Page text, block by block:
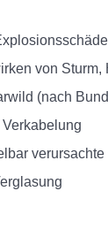
von
(nach